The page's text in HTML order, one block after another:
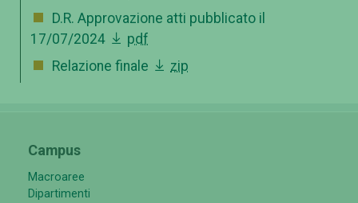
D.R. Approvazione atti pubblicato il
17/07/2024
pdf
Relazione finale
zip
Campus
Macroaree
Dipartimenti